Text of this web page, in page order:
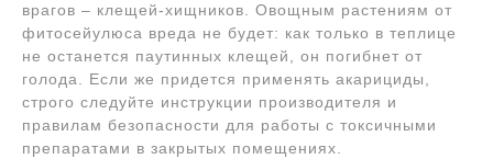
врагов – клещей-хищников. Овощным растениям от
фитосейулюса вреда не будет: как только в теплице
не останется паутинных клещей, он погибнет от
голода. Если же придется применять акарициды,
строго следуйте инструкции производителя и
правилам безопасности для работы с токсичными
препаратами в закрытых помещениях.